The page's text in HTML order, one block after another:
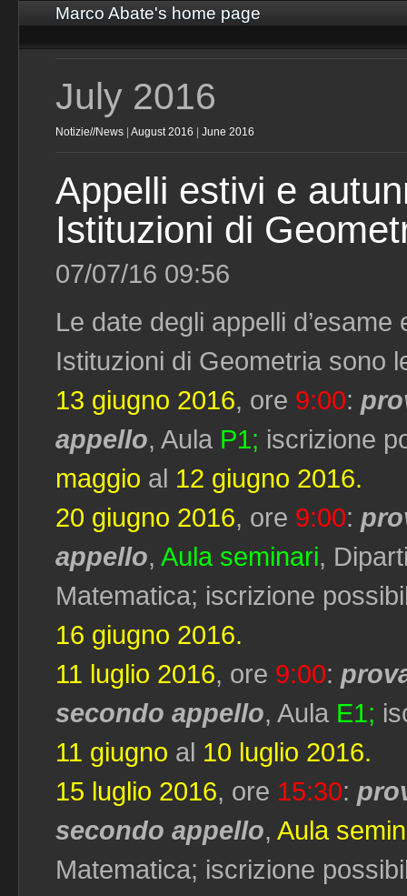
Marco Abate's home page
July 2016
Notizie//News August 2016 June 2016
Appelli estivi e
Istituzioni di
07/07/16 09:56
Le date degli appelli
Istituzioni di Geometria sono
13 giugno 2016, ore 9:00:
appello, Aula P1; iscrizione
maggio al 12 giugno 2016.
20 giugno 2016, ore 9:00:
appello, Aula seminari,
Matematica; iscrizione
16 giugno 2016.
11 luglio 2016, ore 9:00:
secondo appello, Aula E1;
11 giugno al 10 luglio 2016.
15 luglio 2016, ore 15:30:
secondo appello, Aula
Matematica; iscrizione